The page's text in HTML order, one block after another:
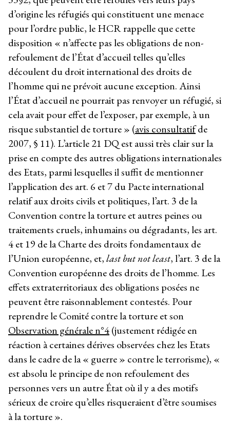
d’origine les réfugiés qui constituent une menace
pour l’ordre public, le HCR rappelle que cette
disposition « n’affecte pas les obligations de non-
refoulement de l’État d’accueil telles qu’elles
découlent du droit international des droits de
l’homme qui ne prévoit aucune exception. Ainsi
l’État d’accueil ne pourrait pas renvoyer un réfugié, si
cela avait pour effet de l’exposer, par exemple, à un
risque substantiel de torture » (avis consultatifde
2007, § 11). L’article 21 DQ est aussi très clair sur la
prise en compte des autres obligations internationales
des Etats, parmi lesquelles il suffit de mentionner
l’application des art. 6 et 7 du Pacte international
relatif aux droits civils et politiques, l’art. 3 de la
Convention contre la torture et autres peines ou
traitements cruels, inhumains ou dégradants, les art.
4 et 19 de la Charte des droits fondamentaux de
l’Union européenne, et,last but not least, l’art. 3 de la
Convention européenne des droits de l’homme. Les
effets extraterritoriaux des obligations posées ne
peuvent être raisonnablement contestés. Pour
reprendre le Comité contre la torture et son
Observation générale n°4(justement rédigée en
réaction à certaines dérives observées chez les Etats
dans le cadre de la « guerre » contre le terrorisme), «
est absolu le principe de non refoulement des
personnes vers un autre État où il y a des motifs
sérieux de croire qu’elles risqueraient d’être soumises
à la torture ».